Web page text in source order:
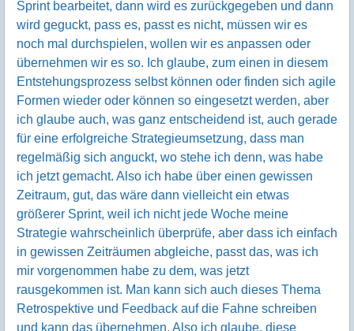
Sprint bearbeitet, dann wird es zurückgegeben und dann
wird geguckt, pass es, passt es nicht, müssen wir es
noch mal durchspielen, wollen wir es anpassen oder
übernehmen wir es so. Ich glaube, zum einen in diesem
Entstehungsprozess selbst können oder finden sich agile
Formen wieder oder können so eingesetzt werden, aber
ich glaube auch, was ganz entscheidend ist, auch gerade
für eine erfolgreiche Strategieumsetzung, dass man
regelmäßig sich anguckt, wo stehe ich denn, was habe
ich jetzt gemacht. Also ich habe über einen gewissen
Zeitraum, gut, das wäre dann vielleicht ein etwas
größerer Sprint, weil ich nicht jede Woche meine
Strategie wahrscheinlich überprüfe, aber dass ich einfach
in gewissen Zeiträumen abgleiche, passt das, was ich
mir vorgenommen habe zu dem, was jetzt
rausgekommen ist. Man kann sich auch dieses Thema
Retrospektive und Feedback auf die Fahne schreiben
und kann das übernehmen. Also ich glaube, diese